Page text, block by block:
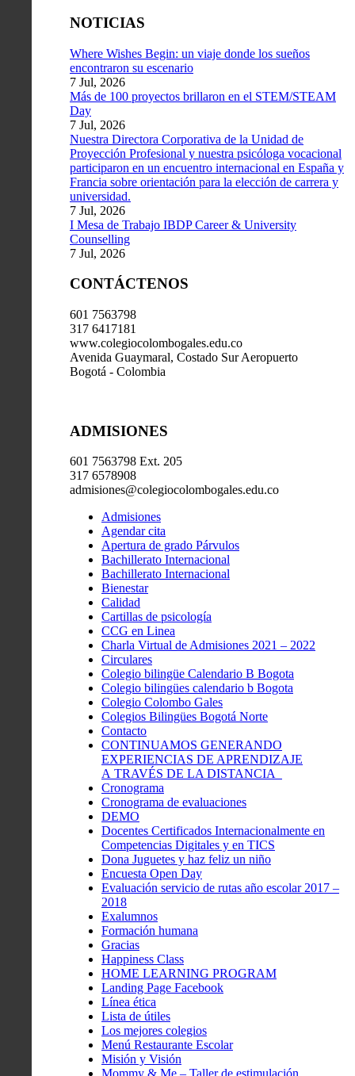
NOTICIAS
Where Wishes Begin: un viaje donde los sueños
encontraron su escenario
7 Jul, 2026
Más de 100 proyectos brillaron en el STEM/STEAM
Day
7 Jul, 2026
Nuestra Directora Corporativa de la Unidad de
Proyección Profesional y nuestra psicóloga vocacional
participaron en un encuentro internacional en España y
Francia sobre orientación para la elección de carrera y
universidad.
7 Jul, 2026
I Mesa de Trabajo IBDP Career & University
Counselling
7 Jul, 2026
CONTÁCTENOS
601 7563798
317 6417181
www.colegiocolombogales.edu.co
Avenida Guaymaral, Costado Sur Aeropuerto
Bogotá - Colombia
ADMISIONES
601 7563798 Ext. 205
317 6578908
admisiones@colegiocolombogales.edu.co
Admisiones
Agendar cita
Apertura de grado Párvulos
Bachillerato Internacional
Bachillerato Internacional
Bienestar
Calidad
Cartillas de psicología
CCG en Linea
Charla Virtual de Admisiones 2021 – 2022
Circulares
Colegio bilingüe Calendario B Bogota
Colegio bilingües calendario b Bogota
Colegio Colombo Gales
Colegios Bilingües Bogotá Norte
Contacto
CONTINUAMOS GENERANDO
EXPERIENCIAS DE APRENDIZAJE
A TRAVÉS DE LA DISTANCIA
Cronograma
Cronograma de evaluaciones
DEMO
Docentes Certificados Internacionalmente en
Competencias Digitales y en TICS
Dona Juguetes y haz feliz un niño
Encuesta Open Day
Evaluación servicio de rutas año escolar 2017 –
2018
Exalumnos
Formación humana
Gracias
Happiness Class
HOME LEARNING PROGRAM
Landing Page Facebook
Línea ética
Lista de útiles
Los mejores colegios
Menú Restaurante Escolar
Misión y Visión